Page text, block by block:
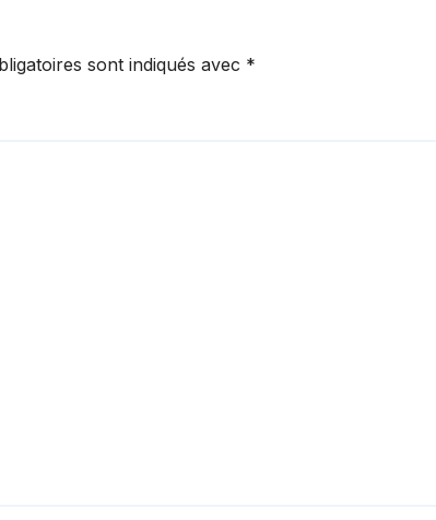
sont indiqués avec *